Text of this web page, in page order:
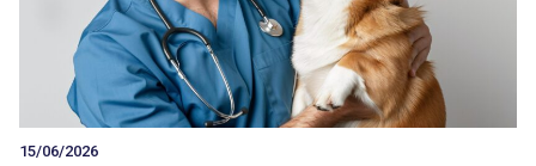
15/06/2026